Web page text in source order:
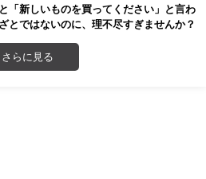
「新しいものを買ってください」と言わ
とではないのに、理不尽すぎませんか？
さらに見る